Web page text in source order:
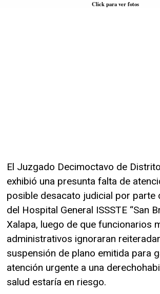
Click para ver fotos
El Juzgado Decimoctavo de
exhibió una presunta falta de
posible desacato judicial por parte
del Hospital General ISSSTE “San
Xalapa, luego de que funcionarios
administrativos ignoraran
suspensión de plano emitida para
atención urgente a una
salud estaría en riesgo.